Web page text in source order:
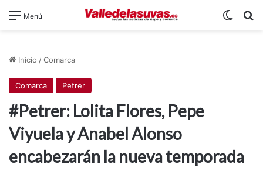
Menú
Inicio /Comarca
Comarca Petrer
#Petrer: Lolita Flores, Pepe
Viyuela y Anabel Alonso
encabezarán la nueva temporada